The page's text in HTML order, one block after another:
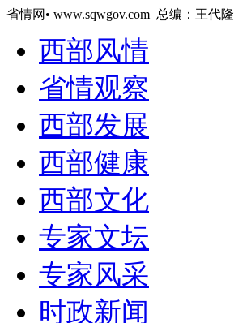
省情网• www.sqwgov.com 总编：王代隆
西部风情
省情观察
西部发展
西部健康
西部文化
专家文坛
专家风采
时政新闻